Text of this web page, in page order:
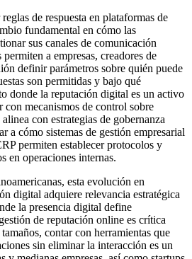
de respuesta en plataformas de
fundamental en cómo las
sus canales de comunicación
a empresas, creadores de
definir parámetros sobre quién puede
son permitidas y bajo qué
donde la reputación digital es un activo
con mecanismos de control sobre
con estrategias de gobernanza
a cómo sistemas de gestión empresarial
permiten establecer protocolos y
en operaciones internas.
esta evolución en
digital adquiere relevancia estratégica
la presencia digital define
de reputación online es crítica
contar con herramientas que
sin eliminar la interacción es un